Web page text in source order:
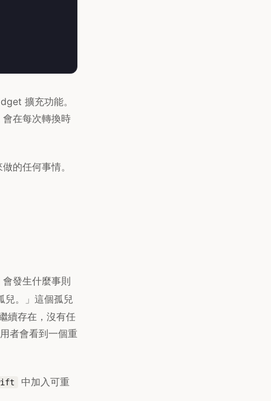
擴充功能。
在每次轉換時
的任何事情。
會發生什麼事則
兒。」這個孤兒
續存在，沒有任
者會看到一個重
中加入可重